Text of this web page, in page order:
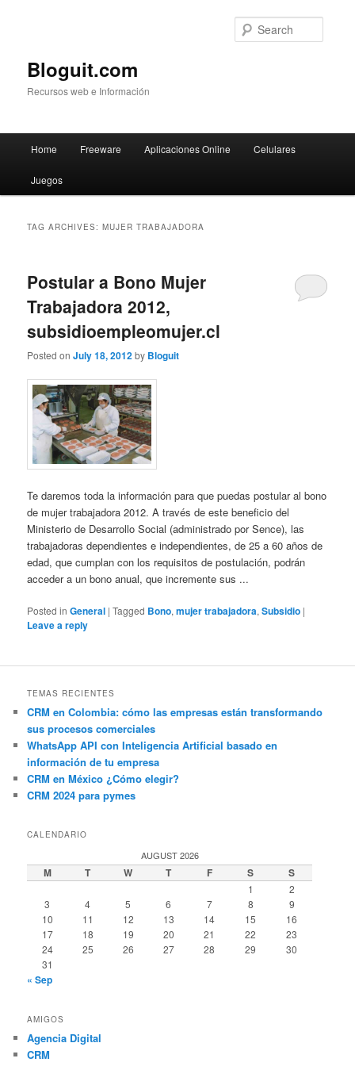
Bloguit.com
Recursos web e Información
Skip
to
Skip
to
Home Freeware Aplicaciones Online Celulares
Juegos
TAG ARCHIVES:MUJER TRABAJADORA
Postular a Bono Mujer
Trabajadora 2012,
subsidioempleomujer.cl
Posted onJuly 18, 2012by Bloguit
Te daremos toda la información para que puedas postular al bono
de mujer trabajadora 2012. A través de este beneficio del
Ministerio de Desarrollo Social (administrado por Sence), las
trabajadoras dependientes e independientes, de 25 a 60 años de
edad, que cumplan con los requisitos de postulación, podrán
acceder a un bono anual, que incremente sus ...
Posted in General |Tagged Bono,mujer trabajadora,Subsidio |
Leave a reply
TEMAS RECIENTES
CRM en Colombia: cómo las empresas están transformando
sus procesos comerciales
WhatsApp API con Inteligencia Artificial basado en
información de tu empresa
CRM en México ¿Cómo elegir?
CRM 2024 para pymes
CALENDARIO
AUGUST 2026
M T W T F S S
1
2
3
4 5 6 7 8
9
10
11 12 13 14 15
16
17
18 19 20 21 22
23
24
25 26 27 28 29
30
31
« Sep
AMIGOS
Agencia Digital
CRM